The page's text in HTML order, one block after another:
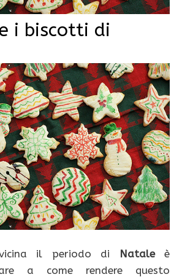
i biscotti di
il periodo di Nataleè
a come rendere questo